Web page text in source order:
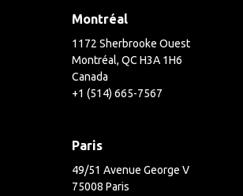
Montréal
1172 Sherbrooke Ouest
Montréal, QC H3A 1H6
Canada
+1 (514) 665-7567
Paris
49/51 Avenue George V
75008 Paris